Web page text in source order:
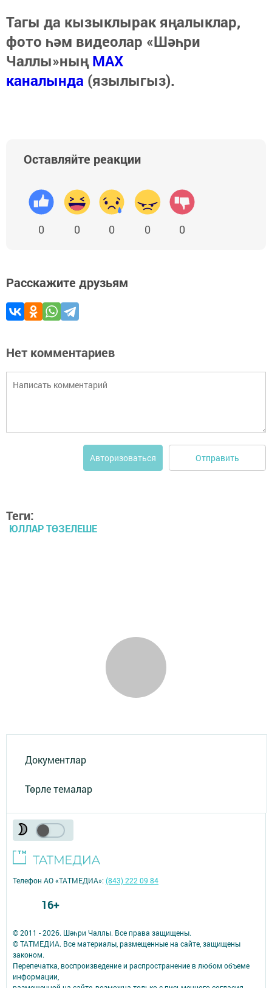
Тагы да кызыклырак яңалыклар,
фото һәм видеолар «Шәһри
Чаллы»ныңMAX
каналында (язылыгыз).
Оставляйте реакции
0 0 0 0 0
Расскажите друзьям
Нет комментариев
Авторизоваться Отправить
Теги:
ЮЛЛАР ТӨЗЕЛЕШЕ
Документлар
Төрле темалар
© 2011 - 2026. Шәһри Чаллы. Все права защищены.
© ТАТМЕДИА. Все материалы, размещенные на сайте, защищены
законом.
Перепечатка, воспроизведение и распространение в любом объеме
информации,
Телефон АО «ТАТМЕДИА»:(843) 222 09 84
16+